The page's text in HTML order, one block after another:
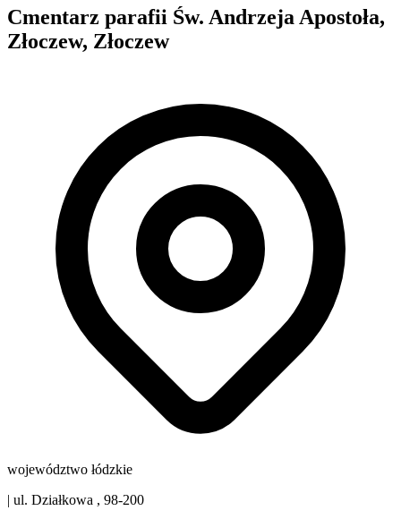
Cmentarz parafii Św. Andrzeja Apostoła,
Złoczew, Złoczew
województwo łódzkie
| ul. Działkowa , 98-200